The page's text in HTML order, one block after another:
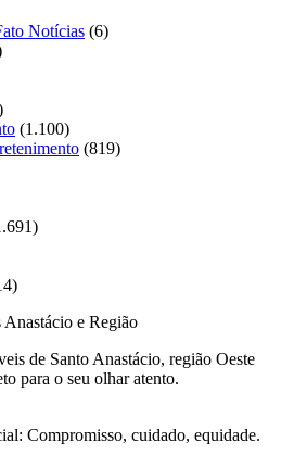
Notícias (6)
(1.100)
(819)
de Santo Anastácio, região Oeste
para o seu olhar atento.
Compromisso, cuidado, equidade.